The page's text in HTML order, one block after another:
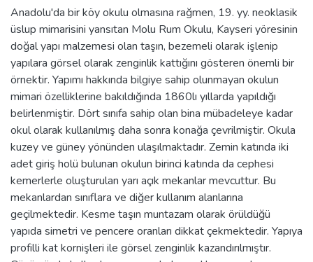
Anadolu'da bir köy okulu olmasına rağmen, 19. yy. neoklasik
üslup mimarisini yansıtan Molu Rum Okulu, Kayseri yöresinin
doğal yapı malzemesi olan taşın, bezemeli olarak işlenip
yapılara görsel olarak zenginlik kattığını gösteren önemli bir
örnektir. Yapımı hakkında bilgiye sahip olunmayan okulun
mimari özelliklerine bakıldığında 1860lı yıllarda yapıldığı
belirlenmiştir. Dört sınıfa sahip olan bina mübadeleye kadar
okul olarak kullanılmış daha sonra konağa çevrilmiştir. Okula
kuzey ve güney yönünden ulaşılmaktadır. Zemin katında iki
adet giriş holü bulunan okulun birinci katında da cephesi
kemerlerle oluşturulan yarı açık mekanlar mevcuttur. Bu
mekanlardan sınıflara ve diğer kullanım alanlarına
geçilmektedir. Kesme taşın muntazam olarak örüldüğü
yapıda simetri ve pencere oranları dikkat çekmektedir. Yapıya
profilli kat kornişleri ile görsel zenginlik kazandırılmıştır.